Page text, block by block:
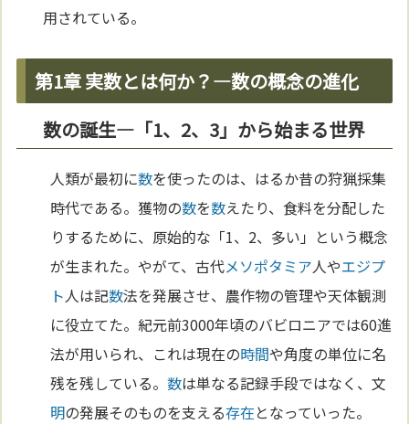
用されている。
第1章 実数とは何か？—数の概念の進化
数の誕生—「1、2、3」から始まる世界
人類が最初に数を使ったのは、はるか昔の狩猟採集
時代である。獲物の数を数えたり、食料を分配した
りするために、原始的な「1、2、多い」という概念
が生まれた。やがて、古代メソポタミア人やエジプ
ト人は記数法を発展させ、農作物の管理や天体観測
に役立てた。紀元前3000年頃のバビロニアでは60進
法が用いられ、これは現在の時間や角度の単位に名
残を残している。数は単なる記録手段ではなく、文
明の発展そのものを支える存在となっていった。